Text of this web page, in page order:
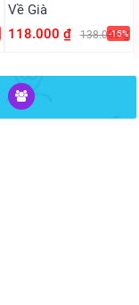
Về Già
118.000 ₫
138.000 ₫
-15%